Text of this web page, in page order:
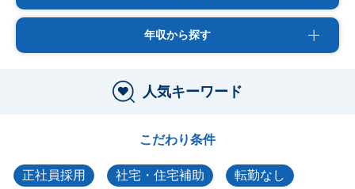
年収から探す
人気キーワード
こだわり条件
正社員採用 社宅・住宅補助 転勤なし